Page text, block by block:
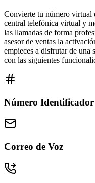
Convierte tu número virtual
central telefónica virtual y
las llamadas de forma
asesor de ventas la
empieces a disfrutar de una
con las siguientes
Número Identificador
Correo de Voz